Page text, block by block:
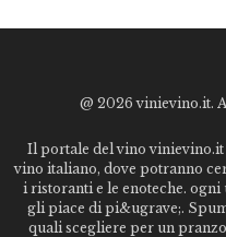
@ 2026 vinievino.it.
Il portale del vino vinievino.it
vino italiano, dove potranno
i ristoranti e le enoteche.
gli piace di pi&ugrave;.
quali scegliere per un